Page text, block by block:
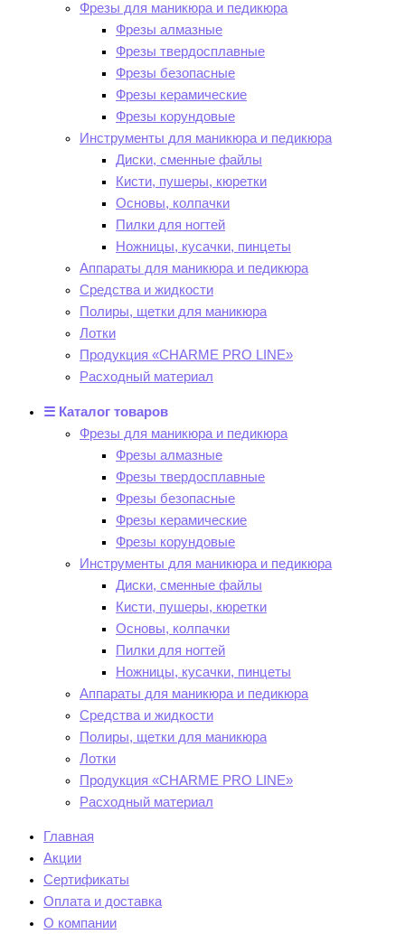
Фрезы для маникюра и педикюра
Фрезы алмазные
Фрезы твердосплавные
Фрезы безопасные
Фрезы керамические
Фрезы корундовые
Инструменты для маникюра и педикюра
Диски, сменные файлы
Кисти, пушеры, кюретки
Основы, колпачки
Пилки для ногтей
Ножницы, кусачки, пинцеты
Аппараты для маникюра и педикюра
Средства и жидкости
Полиры, щетки для маникюра
Лотки
Продукция «CHARME PRO LINE»
Расходный материал
☰ Каталог товаров
Фрезы для маникюра и педикюра
Фрезы алмазные
Фрезы твердосплавные
Фрезы безопасные
Фрезы керамические
Фрезы корундовые
Инструменты для маникюра и педикюра
Диски, сменные файлы
Кисти, пушеры, кюретки
Основы, колпачки
Пилки для ногтей
Ножницы, кусачки, пинцеты
Аппараты для маникюра и педикюра
Средства и жидкости
Полиры, щетки для маникюра
Лотки
Продукция «CHARME PRO LINE»
Расходный материал
Главная
Акции
Сертификаты
Оплата и доставка
О компании